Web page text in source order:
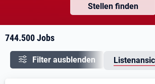
Stellen finden
744.500 Jobs
Filter ausblenden